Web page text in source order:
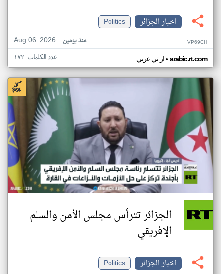
اخبار الجزائر
Politics
Aug 06, 2026
منذ يومين VP69CH
ار تي عربي• arabic.rt.com عدد الكلمات: ١٧٢
الجزائر تترأس مجلس الأمن والسلم
الإفريقي
اخبار الجزائر
Politics